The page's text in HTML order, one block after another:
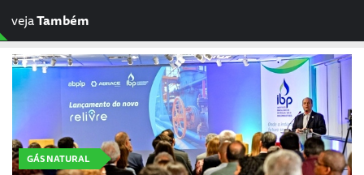
vejaTambém
GÁS NATURAL